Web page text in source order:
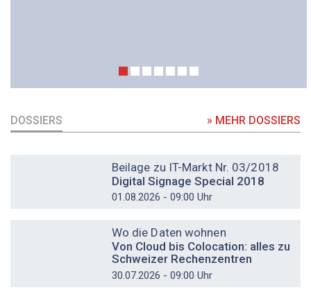
DOSSIERS » MEHR DOSSIERS
Beilage zu IT-Markt Nr. 03/2018
Digital Signage Special 2018
01.08.2026 - 09:00 Uhr
Wo die Daten wohnen
Von Cloud bis Colocation: alles zu
Schweizer Rechenzentren
30.07.2026 - 09:00 Uhr